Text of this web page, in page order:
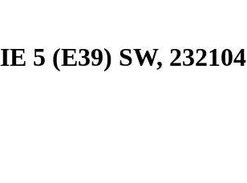
5 (E39) SW, 232104